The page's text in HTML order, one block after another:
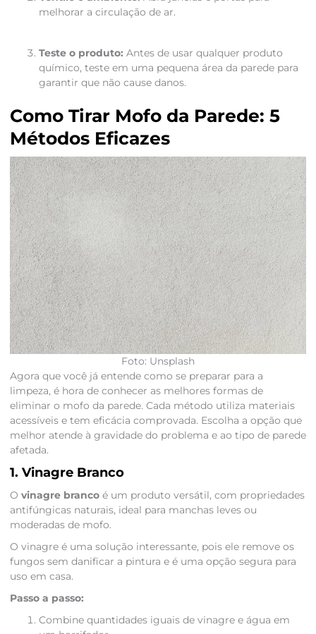
melhorar a circulação de ar.
Teste o produto: Antes de usar qualquer produto
químico, teste em uma pequena área da parede para
garantir que não cause danos.
Como Tirar Mofo da Parede: 5
Métodos Eficazes
Foto: Unsplash
Agora que você já entende como se preparar para a
limpeza, é hora de conhecer as melhores formas de
eliminar o mofo da parede. Cada método utiliza materiais
acessíveis e tem eficácia comprovada. Escolha a opção que
melhor atende à gravidade do problema e ao tipo de parede
afetada.
1. Vinagre Branco
O vinagre brancoé um produto versátil, com propriedades
antifúngicas naturais, ideal para manchas leves ou
moderadas de mofo.
O vinagre é uma solução interessante, pois ele remove os
fungos sem danificar a pintura e é uma opção segura para
uso em casa.
Passo a passo:
Combine quantidades iguais de vinagre e água em